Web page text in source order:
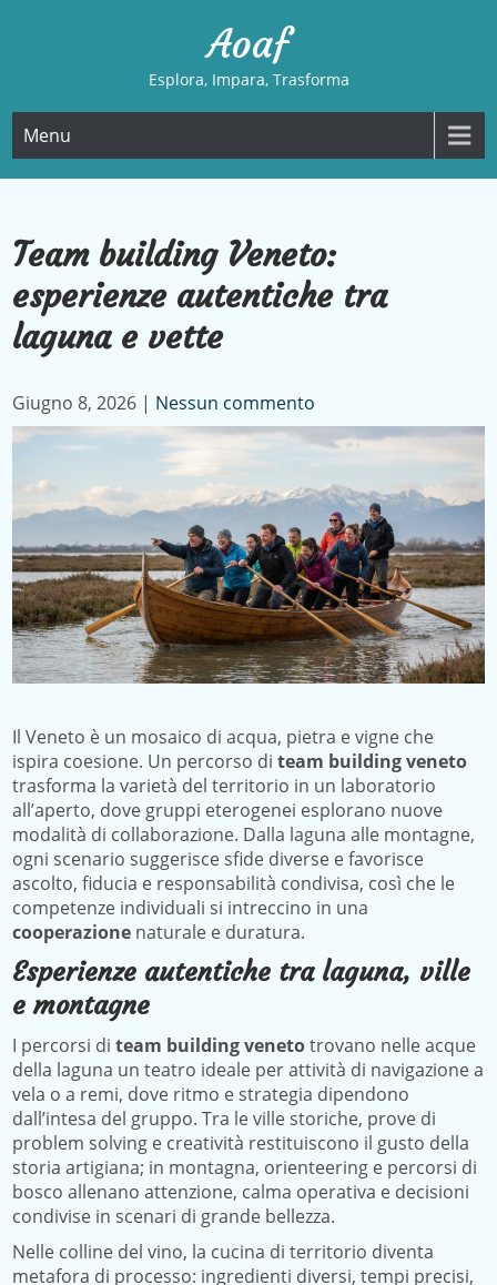
Aoaf
Esplora, Impara, Trasforma
Menu
Team building Veneto:
esperienze autentiche tra
laguna e vette
Giugno 8, 2026 | Nessun commento
Il Veneto è un mosaico di acqua, pietra e vigne che
ispira coesione. Un percorso diteam building veneto
trasforma la varietà del territorio in un laboratorio
all’aperto, dove gruppi eterogenei esplorano nuove
modalità di collaborazione. Dalla laguna alle montagne,
ogni scenario suggerisce sfide diverse e favorisce
ascolto, fiducia e responsabilità condivisa, così che le
competenze individuali si intreccino in una
cooperazione naturale e duratura.
Esperienze autentiche tra laguna, ville
e montagne
I percorsi diteam building venetotrovano nelle acque
della laguna un teatro ideale per attività di navigazione a
vela o a remi, dove ritmo e strategia dipendono
dall’intesa del gruppo. Tra le ville storiche, prove di
problem solving e creatività restituiscono il gusto della
storia artigiana; in montagna, orienteering e percorsi di
bosco allenano attenzione, calma operativa e decisioni
condivise in scenari di grande bellezza.
Nelle colline del vino, la cucina di territorio diventa
metafora di processo: ingredienti diversi, tempi precisi,